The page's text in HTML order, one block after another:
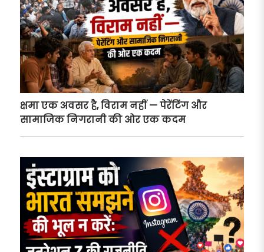
क्षमा एक अवसर है, विराम नहीं — पेरेंटिंग और
सामाजिक निगरानी की ओर एक कदम